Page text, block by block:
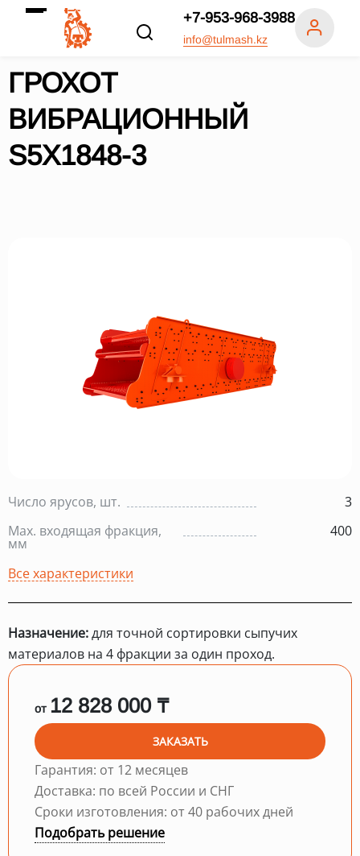
+7-953-968-3988
info@tulmash.kz
ГРОХОТ
ВИБРАЦИОННЫЙ
S5X1848-3
Число ярусов, шт.
3
Max. входящая фракция,
мм
400
Все характеристики
Назначение:для точной сортировки сыпучих
материалов на 4 фракции за один проход.
от 12 828 000 ₸
ЗАКАЗАТЬ
Гарантия: от 12 месяцев
Доставка: по всей России и СНГ
Сроки изготовления: от 40 рабочих дней
Подобрать решение